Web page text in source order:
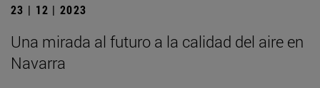
23 | 12 | 2023
Una mirada al futuro a la calidad del aire en
Navarra